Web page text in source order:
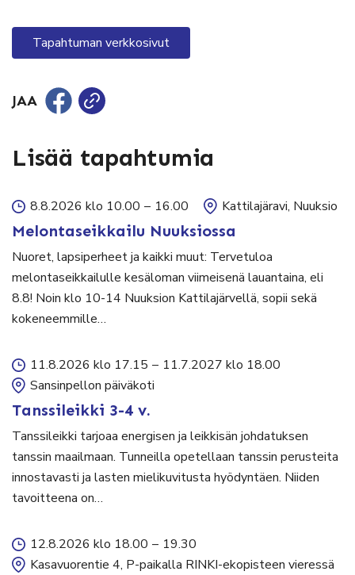
Tapahtuman verkkosivut
JAA
Lisää tapahtumia
8.8.2026 klo 10.00 – 16.00 Kattilajäravi, Nuuksio
Melontaseikkailu Nuuksiossa
Nuoret, lapsiperheet ja kaikki muut: Tervetuloa
melontaseikkailulle kesäloman viimeisenä lauantaina, eli
8.8! Noin klo 10-14 Nuuksion Kattilajärvellä, sopii sekä
kokeneemmille…
11.8.2026 klo 17.15 – 11.7.2027 klo 18.00
Sansinpellon päiväkoti
Tanssileikki 3-4 v.
Tanssileikki tarjoaa energisen ja leikkisän johdatuksen
tanssin maailmaan. Tunneilla opetellaan tanssin perusteita
innostavasti ja lasten mielikuvitusta hyödyntäen. Niiden
tavoitteena on…
12.8.2026 klo 18.00 – 19.30
Kasavuorentie 4, P-paikalla RINKI-ekopisteen vieressä